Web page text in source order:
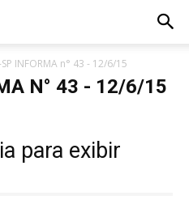
SP INFORMA n° 43 - 12/6/15
N° 43 - 12/6/15
para exibir